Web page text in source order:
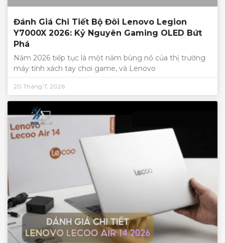
Đánh Giá Chi Tiết Bộ Đôi Lenovo Legion
Y7000X 2026: Kỷ Nguyên Gaming OLED Bứt
Phá
Năm 2026 tiếp tục là một năm bùng nổ của thị trường
máy tính xách tay chơi game, và Lenovo
20 Tháng 7, 2026